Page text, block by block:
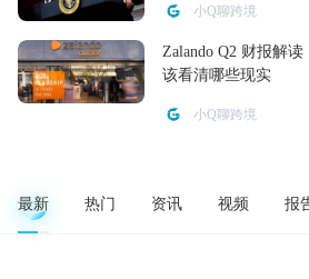
小Q聊跨境
Zalando Q2 财报解
该看清哪些现实
小Q聊跨境
最新 热门 资讯 视频 报